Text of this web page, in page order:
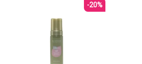
-20%